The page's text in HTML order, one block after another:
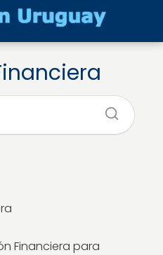
Financiera para